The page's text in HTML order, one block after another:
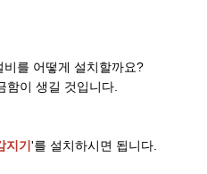
비를 어떻게 설치할까요?
함이 생길 것입니다.
지기 '를 설치하시면 됩니다.